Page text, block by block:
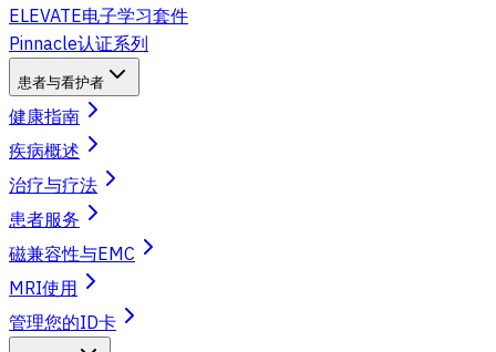
ELEVATE电子学习套件
Pinnacle认证系列
患者与看护者
健康指南
疾病概述
治疗与疗法
患者服务
磁兼容性与EMC
MRI使用
管理您的ID卡